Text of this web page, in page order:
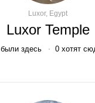
Luxor, Egypt
Luxor Temple
были здесь 0 хотят